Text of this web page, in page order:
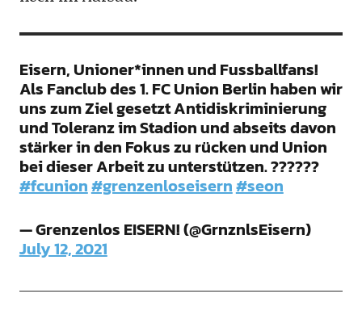
Eisern, Unioner*innen und Fussballfans!
Als Fanclub des 1. FC Union Berlin haben wir
uns zum Ziel gesetzt Antidiskriminierung
und Toleranz im Stadion und abseits davon
stärker in den Fokus zu rücken und Union
bei dieser Arbeit zu unterstützen. ??????
#fcunion#grenzenloseisern#seon
— Grenzenlos EISERN! (@GrnznlsEisern)
July 12, 2021